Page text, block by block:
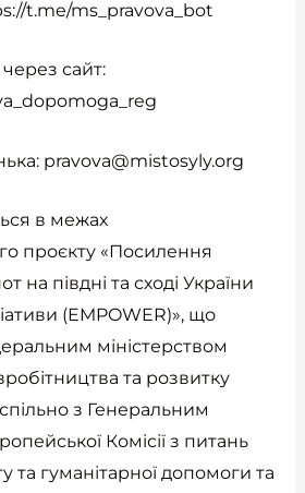
t.me/ms_pravova_bot
сайт:
pravova@mistosyly.org
в межах
проєкту «Посилення
на півдні та сході України
(EMPOWER)», що
міністерством
та розвитку
з Генеральним
Комісії з питань
та гуманітарної допомоги та